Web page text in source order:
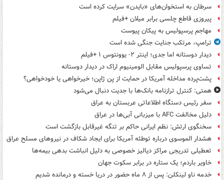
سرطان به استخوان‌های «بایدن» سرایت کرده است
پیروزی قاطع چلسی برابر میلان +فیلم
مهاجم پرسپولیس به پیکان پیوست
ترامپ، مرتکب جنایت جنگی شده است
دیدار دوستانه اما جدی؛ اینتر ۲- یوونتوس ۱ +فیلم
تساوی پرسپولیس مقابل الومینیوم اراک در دیدار دوستانه
پشت‌پرده مداخله آمریکا در حمایت از یِن ژاپن؛ خیرخواهی یا خودخواهی؟
همتی: کنترل ترازنامه بانک‌ها با جدیت دنبال می‌شود
سفر رئیس دستگاه اطلاعاتی عربستان به عراق
دلیل مخالفت AFC با میزبانی آبی‌ها در عراق
سخنگوی ارتش: نظم ایرانی حاکم بر تنگه غیرقابل بازگشت است
هشدار الموسوی درباره توطئه آمریکا برای ایجاد شکاف در نیروهای مسلح عراق
تعطیلی تدریجی مراکز دیالیز خصوصی به دلیل انباشت بدهی بیمه‌ها
خاویر باردم؛ یک ستاره در برابر سکوت جهان
خدمه ناو لینکلن: پس از ۸ ماه حضور در دریا خسته و درمانده‌ شدیم